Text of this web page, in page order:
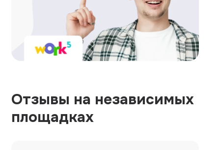
Отзывы на независимых
площадках